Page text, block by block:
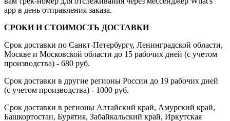
app в день отправления заказа.
СРОКИ И СТОИМОСТЬ ДОСТАВКИ
Срок доставки по Санкт-Петербургу, Ленинградской области,
Москве и Московской области до 15 рабочих дней (с учетом
производства) - 680 руб.
Срок доставки в другие регионы России до 19 рабочих дней
(с учетом производства) - 1000 руб.
Срок доставки в регионы Алтайский край, Амурский край,
Башкортостан, Бурятия, Забайкальский край, Иркутская